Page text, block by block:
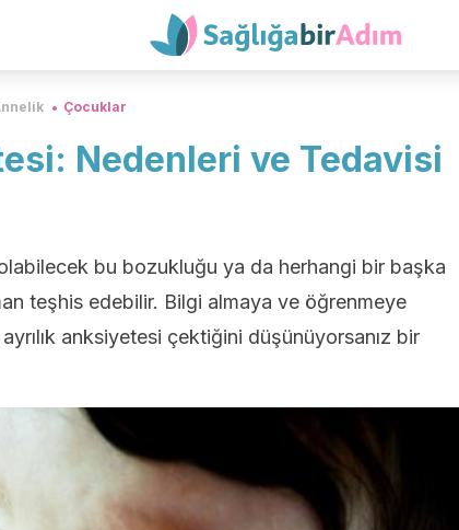
Çocuklar
Nedenleri ve Tedavisi
bu bozukluğu ya da herhangi bir başka
teşhis edebilir. Bilgi almaya ve öğrenmeye
anksiyetesi çektiğini düşünüyorsanız bir